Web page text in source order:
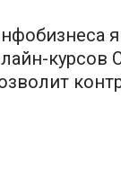
курсов